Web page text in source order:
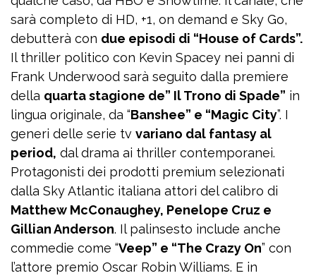
sarà completo di HD, +1, on demand e Sky Go,
debutterà con due episodi di “House of Cards”.
Il thriller politico con Kevin Spacey nei panni di
Frank Underwood sarà seguito dalla premiere
della quarta stagione de” Il Trono di Spade” in
lingua originale, da “Banshee” e “Magic City”. I
generi delle serie tv variano dal fantasy al
period, dal drama ai thriller contemporanei.
Protagonisti dei prodotti premium selezionati
dalla Sky Atlantic italiana attori del calibro di
Matthew McConaughey, Penelope Cruz e
Gillian Anderson. Il palinsesto include anche
commedie come “Veep” e “The Crazy On” con
l’attore premio Oscar Robin Williams. E in